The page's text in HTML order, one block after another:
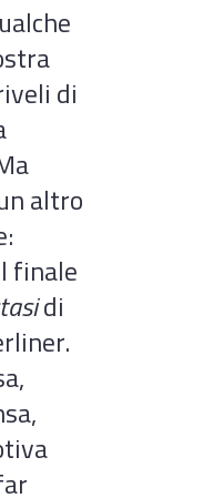
di
altro
finale
di